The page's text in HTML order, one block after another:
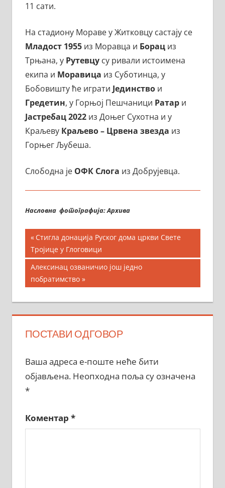
11 сати.
На стадиону Мораве у Житковцу састају се
Младост 1955из Моравца и Борациз
Трњана, у Рутевцусу ривали истоимена
екипа и Моравица из Суботинца, у
Бобовишту ће играти Јединствои
Гредетин, у Горњој Пешчаници Ратари
Јастребац 2022из Доњег Сухотна и у
Краљеву Краљево – Црвена звезда из
Горњег Љубеша.
Слободна је ОФК Слога из Добрујевца.
Насловна фотографија: Архива
Кретање
чланка
Previous
Post:
Стигла донација Руског дома цркви Свете
Тројице у Глоговици
Next
Post:
Алексинац озваничио још једно
побратимство
ПОСТАВИ ОДГОВОР
Ваша адреса е-поште неће бити
објављена. Неопходна поља су означена
*
Коментар *